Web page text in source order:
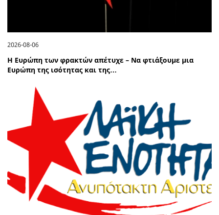
2026-08-06
Η Ευρώπη των φρακτών απέτυχε – Να φτιάξουμε μια
Ευρώπη της ισότητας και της…